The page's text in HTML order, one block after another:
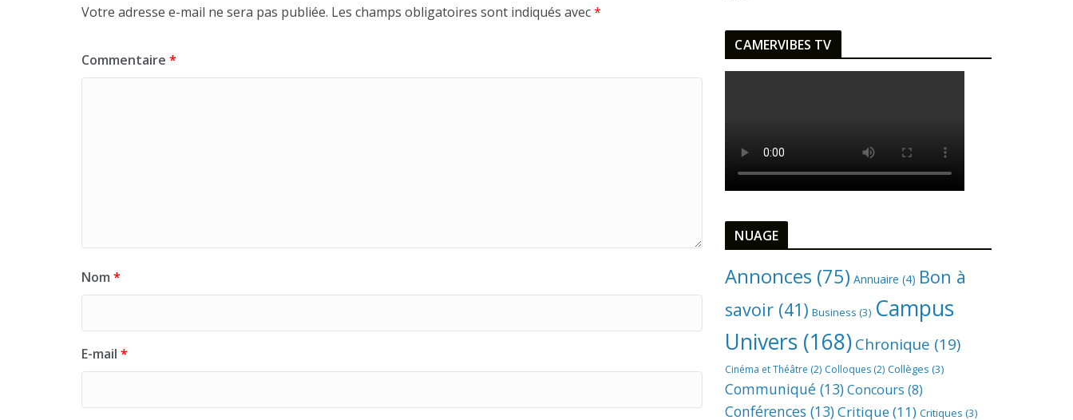
Votre adresse e-mail ne sera pas publiée. Les champs obligatoires sont indiqués avec*
Commentaire *
Nom *
E-mail *
CAMERVIBES TV
NUAGE
Annonces (75) Annuaire (4) Bon à
savoir (41) Business (3) Campus
Univers (168)Chronique (19)
Cinéma et Théâtre (2) Colloques (2) Collèges (3)
Communiqué (13) Concours (8)
Conférences (13)Critique(11) Critiques (3)